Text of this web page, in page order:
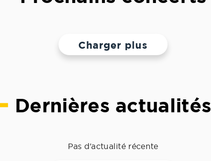
Charger plus
Dernières actualités
Pas d'actualité récente